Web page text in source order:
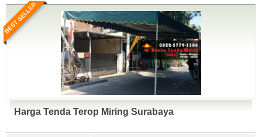
BEST SELLER
Harga Tenda Terop Miring Surabaya